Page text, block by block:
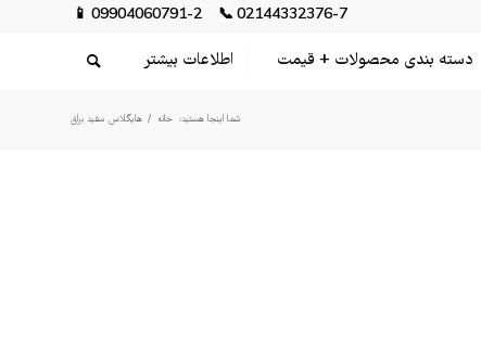
02144332376-7
📞
09904060791-2
📱
دسته بندی محصولات + قیمت اطلاعات بیشتر
شما اینجا هستید: خانه / هایگلاس سفید براق